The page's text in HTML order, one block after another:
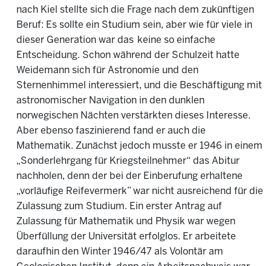
nach Kiel stellte sich die Frage nach dem zukünftigen
Beruf: Es sollte ein Studium sein, aber wie für viele in
dieser Generation war das keine so einfache
Entscheidung. Schon während der Schulzeit hatte
Weidemann sich für Astronomie und den
Sternenhimmel interessiert, und die Beschäftigung mit
astronomischer Navigation in den dunklen
norwegischen Nächten verstärkten dieses Interesse.
Aber ebenso faszinierend fand er auch die
Mathematik. Zunächst jedoch musste er 1946 in einem
„Sonderlehrgang für Kriegsteilnehmer“ das Abitur
nachholen, denn der bei der Einberufung erhaltene
„vorläufige Reifevermerk” war nicht ausreichend für die
Zulassung zum Studium. Ein erster Antrag auf
Zulassung für Mathematik und Physik war wegen
Überfüllung der Universität erfolglos. Er arbeitete
daraufhin den Winter 1946/47 als Volontär am